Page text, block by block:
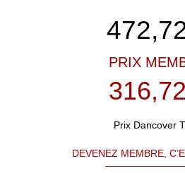
PRIX
Prix Dancover
DEVENEZ MEMBRE,